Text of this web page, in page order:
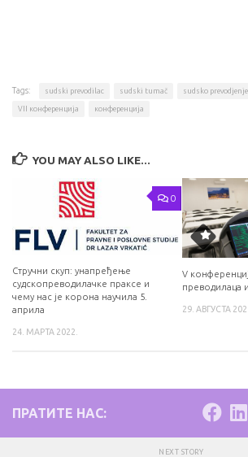
Tags: sudski prevodilac sudski tumač sudsko prevodjenje
VII конференција конференција
YOU MAY ALSO LIKE...
0
Стручни скуп: унапређење
судскопреводилачке праксе и
чему нас је корона научила 5.
априла
24. МАРТА 2022.
V
преводилаца
29. АВГУСТА
ПРАТИТЕ НАС:
NEXT STORY